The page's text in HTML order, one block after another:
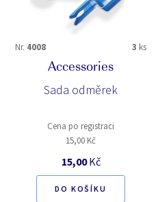
Nr. 4008 3 ks
Accessories
Sada odměrek
Cena po registraci
15,00 Kč
15,00Kč
DO KOŠÍKU